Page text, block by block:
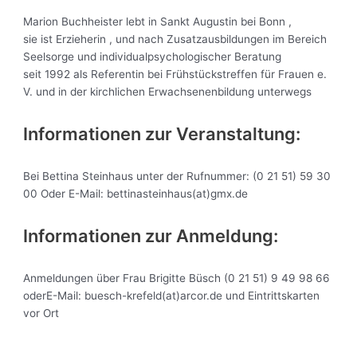
Marion Buchheister lebt in Sankt Augustin bei Bonn ,
sie ist Erzieherin , und nach Zusatzausbildungen im Bereich
Seelsorge und individualpsychologischer Beratung
seit 1992 als Referentin bei Frühstückstreffen für Frauen e.
V. und in der kirchlichen Erwachsenenbildung unterwegs
Informationen zur Veranstaltung:
Bei Bettina Steinhaus unter der Rufnummer: (0 21 51) 59 30
00 Oder E-Mail: bettinasteinhaus(at)gmx.de
Informationen zur Anmeldung:
Anmeldungen über Frau Brigitte Büsch (0 21 51) 9 49 98 66
oderE-Mail: buesch-krefeld(at)arcor.de und Eintrittskarten
vor Ort